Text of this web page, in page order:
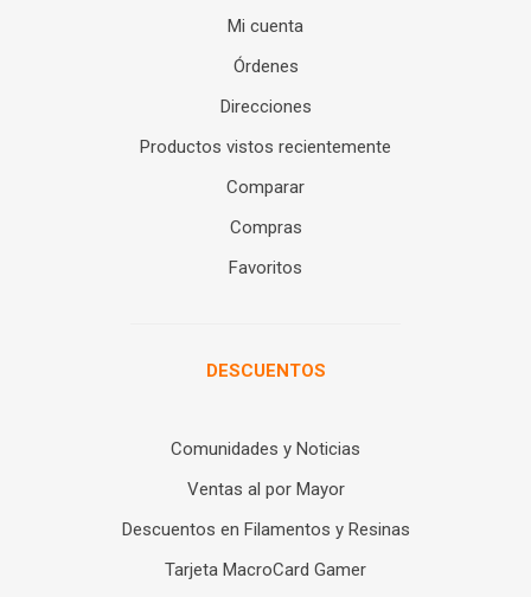
Mi cuenta
Órdenes
Direcciones
Productos vistos recientemente
Comparar
Compras
Favoritos
DESCUENTOS
Comunidades y Noticias
Ventas al por Mayor
Descuentos en Filamentos y Resinas
Tarjeta MacroCard Gamer